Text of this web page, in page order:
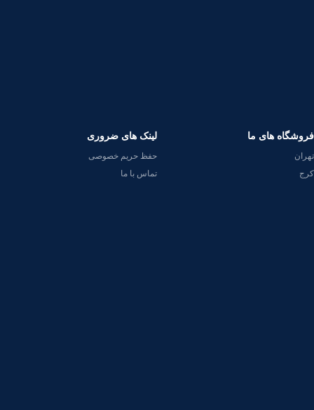
فروشگاه های ما
تهران
کرج
لینک های ضروری
حفظ حریم خصوصی
تماس با ما